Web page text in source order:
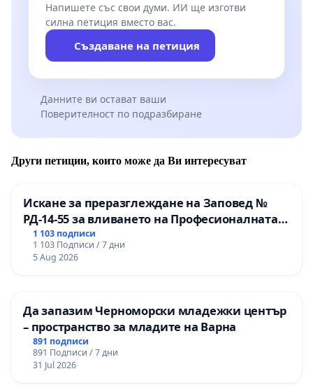
Напишете със свои думи. ИИ ще изготви
силна петиция вместо вас.
Създаване на петиция
Данните ви остават ваши
Поверителност по подразбиране
Други петиции, които може да Ви интересуват
Искане за преразглеждане на Заповед №
РД-14-55 за вливането на Професионалната
гимназия по промишлени технологии в
Професионалната гимназия по икономика и
мениджмънт – гр. Пазарджик
1 103 подписи
1 103 Подписи / 7 дни
5 Aug 2026
Да запазим Черноморски младежки център
– пространство за младите на Варна
891 подписи
891 Подписи / 7 дни
31 Jul 2026